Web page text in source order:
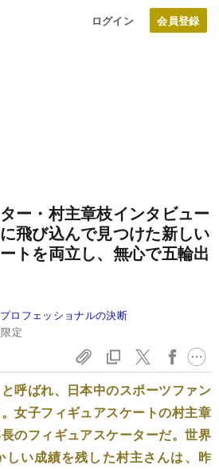
ログイン
ー・村主章枝インタビュー
飛び込んで見つけた新しい
トを両立し、無心で五輪出
ロフェッショナルの決断
定
呼ばれ、日本中のスポーツファン
女子フィギュアスケートの村主章
のフィギュアスケーターだ。世界
しい成績を残した村主さんは、昨